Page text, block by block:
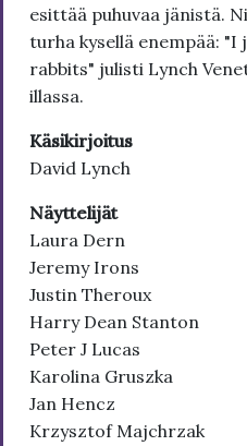
esittää puhuvaa jänistä.
turha kysellä enempää: "I
rabbits" julisti Lynch
illassa.
Käsikirjoitus
David Lynch
Näyttelijät
Laura Dern
Jeremy Irons
Justin Theroux
Harry Dean Stanton
Peter J Lucas
Karolina Gruszka
Jan Hencz
Krzysztof Majchrzak